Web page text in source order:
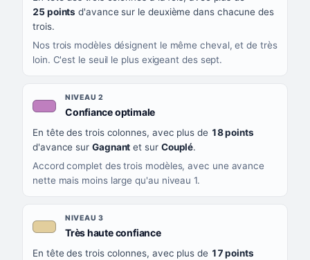
CE QUE CELA VOUS DIT
25 points d'avance sur le deuxième dans chacune des
trois.
Nos trois modèles désignent le même cheval, et de très
loin. C'est le seuil le plus exigeant des sept.
NIVEAU 2
Confiance optimale, couleur mauve
En tête des trois colonnes, avec plus de 18 points
d'avance sur Gagnant et sur Couplé.
Accord complet des trois modèles, avec une avance
nette mais moins large qu'au niveau 1.
NIVEAU 3
Très haute confiance, couleur beige
En tête des trois colonnes, avec plus de 17 points